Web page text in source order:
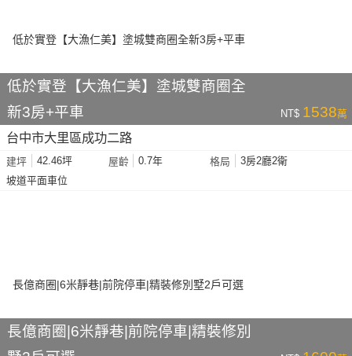
低於實登【大漁仁美】塗城雙商圈全
新3房+平車
NT$ 1538萬
台中市大里區成功二路
建坪 42.46坪 屋齡 0.7年 格局
3房2廳2衛
坡道平面車位
長億商圈|6米靜巷|前院停車|精裝修別